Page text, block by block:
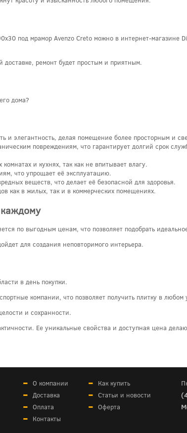
под мрамор Avenzo Creto можно в интернет-магазине
ремонт будет простым и приятным.
дома?
и элегантность, делая помещение более просторным и
повреждениям, что гарантирует долгий срок
и кухнях, так как не впитывает влагу.
что упрощает её эксплуатацию.
веществ, что делает её безопасной для здоровья.
как в жилых, так и в коммерческих помещениях.
по выгодным ценам, что позволяет подобрать
для создания неповторимого интерьера.
в день покупки.
компании, что позволяет получить плитку в любом
и сохранности.
Ее уникальные свойства и доступная цена
О компании
Как купить
Доставка
Статьи и новости
Оплата
Оферта
Контакты